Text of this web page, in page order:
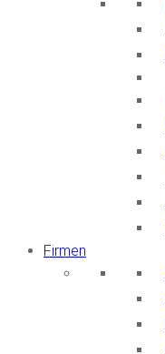
Firmen